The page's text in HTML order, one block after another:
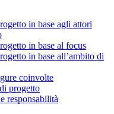
in base agli attori
in base al focus
in base all’ambito di
coinvolte
progetto
responsabilità